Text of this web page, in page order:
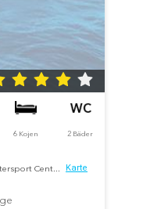
6 Kojen 2 Bäder
Cent... Karte